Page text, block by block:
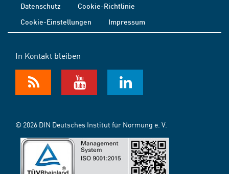
Datenschutz
Cookie-Richtlinie
Cookie-Einstellungen
Impressum
In Kontakt bleiben
© 2026 DIN Deutsches Institut für Normung e. V.